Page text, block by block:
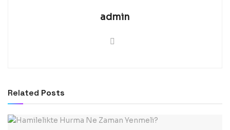
admin
Related Posts